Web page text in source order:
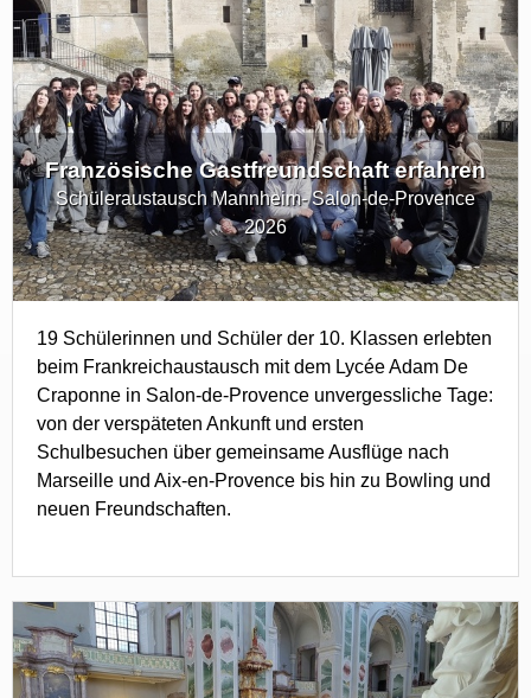
Französische Gastfreundschaft erfahren
Schüleraustausch Mannheim- Salon-de-Provence
2026
19 Schülerinnen und Schüler der 10. Klassen erlebten
beim Frankreichaustausch mit dem Lycée Adam De
Craponne in Salon-de-Provence unvergessliche Tage:
von der verspäteten Ankunft und ersten
Schulbesuchen über gemeinsame Ausflüge nach
Marseille und Aix-en-Provence bis hin zu Bowling und
neuen Freundschaften.